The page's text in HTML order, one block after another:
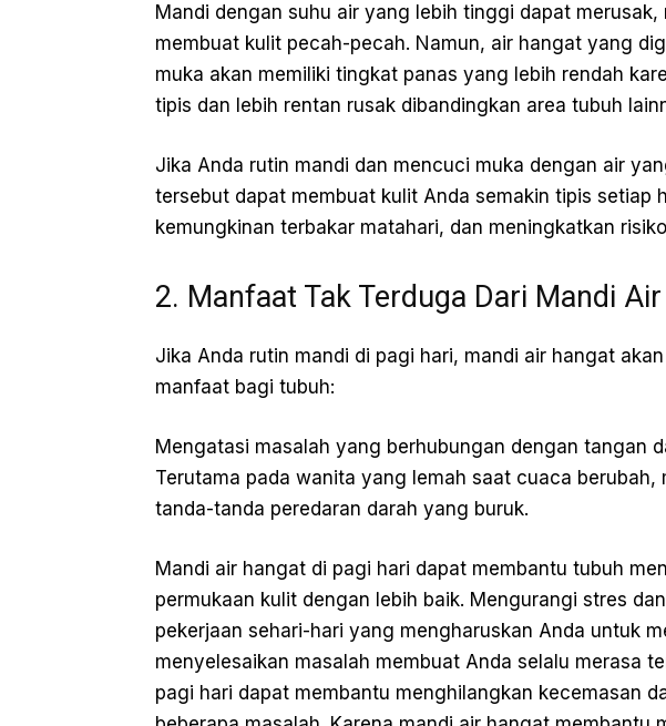
Mandi dengan suhu air yang lebih tinggi dapat merusak,
membuat kulit pecah-pecah. Namun, air hangat yang
muka akan memiliki tingkat panas yang lebih rendah
tipis dan lebih rentan rusak dibandingkan area tubuh
Jika Anda rutin mandi dan mencuci muka dengan air
tersebut dapat membuat kulit Anda semakin tipis setiap
kemungkinan terbakar matahari, dan meningkatkan
2. Manfaat Tak Terduga Dari Mandi
Jika Anda rutin mandi di pagi hari, mandi air hangat
manfaat bagi tubuh:
Mengatasi masalah yang berhubungan dengan tangan
Terutama pada wanita yang lemah saat cuaca berubah,
tanda-tanda peredaran darah yang buruk.
Mandi air hangat di pagi hari dapat membantu tubuh
permukaan kulit dengan lebih baik. Mengurangi stres
pekerjaan sehari-hari yang mengharuskan Anda untuk
menyelesaikan masalah membuat Anda selalu merasa
pagi hari dapat membantu menghilangkan kecemasan